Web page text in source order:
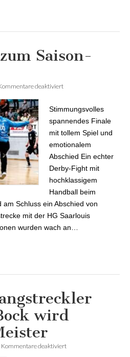
Saison-
deaktiviert
Stimmungsvolles
spannendes Finale
mit tollem Spiel und
emotionalem
Abschied Ein echter
Derby-Fight mit
hochklassigem
Handball beim
Schluss ein Abschied von
mit der HG Saarlouis
wurden wach an…
wird
Kommentare deaktiviert